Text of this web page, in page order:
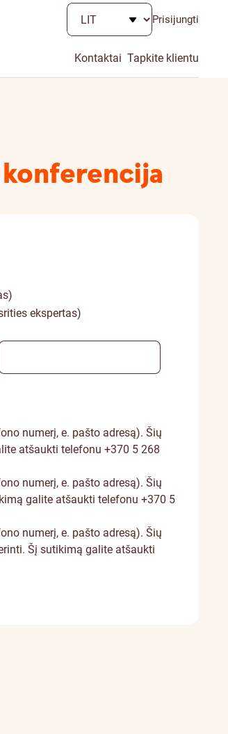
Prisijungti
Kontaktai Tapkite klientu
ekspertas)
numerį, e. pašto adresą). Šių
atšaukti telefonu +370 5 268
numerį, e. pašto adresą). Šių
galite atšaukti telefonu +370 5
numerį, e. pašto adresą). Šių
Šį sutikimą galite atšaukti